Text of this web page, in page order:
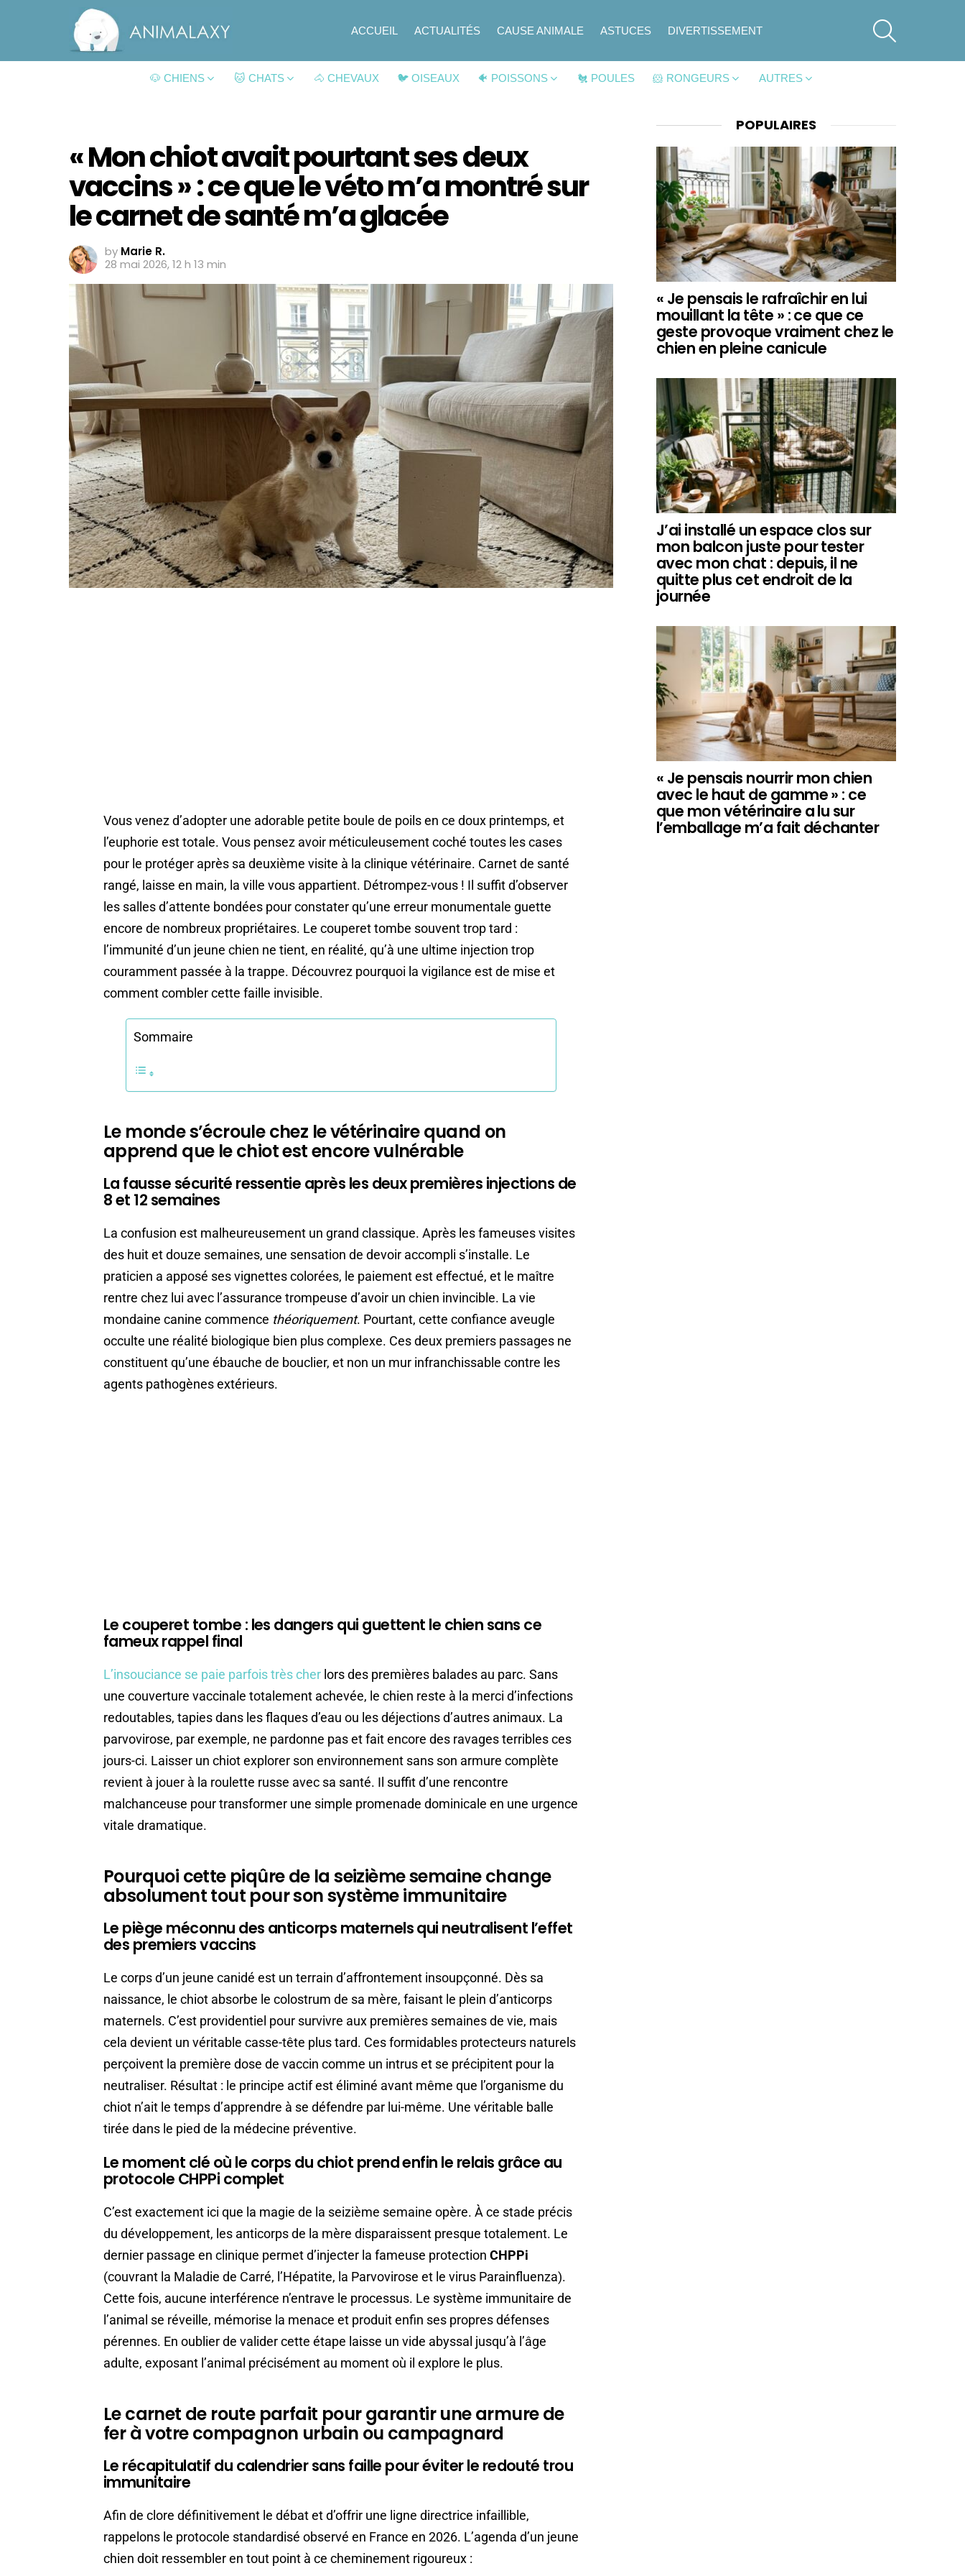
ACCUEIL ACTUALITÉS CAUSE ANIMALE ASTUCES DIVERTISSEMENT
🐶 CHIENS 🐱 CHATS 🐴 CHEVAUX 🐦 OISEAUX 🐠 POISSONS 🐔 POULES 🐹 RONGEURS AUTRES
« Mon chiot avait pourtant ses deux
vaccins » : ce que le véto m’a montré sur
le carnet de santé m’a glacée
by Marie R.
28 mai 2026, 12 h 13 min
Vous venez d’adopter une adorable petite boule de poils en ce doux printemps, et
l’euphorie est totale. Vous pensez avoir méticuleusement coché toutes les cases
pour le protéger après sa deuxième visite à la clinique vétérinaire. Carnet de santé
rangé, laisse en main, la ville vous appartient. Détrompez-vous ! Il suffit d’observer
les salles d’attente bondées pour constater qu’une erreur monumentale guette
encore de nombreux propriétaires. Le couperet tombe souvent trop tard :
l’immunité d’un jeune chien ne tient, en réalité, qu’à une ultime injection trop
couramment passée à la trappe. Découvrez pourquoi la vigilance est de mise et
comment combler cette faille invisible.
Sommaire
Le monde s’écroule chez le vétérinaire quand on
apprend que le chiot est encore vulnérable
La fausse sécurité ressentie après les deux premières injections de
8 et 12 semaines
La confusion est malheureusement un grand classique. Après les fameuses visites
des huit et douze semaines, une sensation de devoir accompli s’installe. Le
praticien a apposé ses vignettes colorées, le paiement est effectué, et le maître
rentre chez lui avec l’assurance trompeuse d’avoir un chien invincible. La vie
mondaine canine commence théoriquement. Pourtant, cette confiance aveugle
occulte une réalité biologique bien plus complexe. Ces deux premiers passages ne
constituent qu’une ébauche de bouclier, et non un mur infranchissable contre les
agents pathogènes extérieurs.
Le couperet tombe : les dangers qui guettent le chien sans ce
fameux rappel final
L’insouciance se paie parfois très cher lors des premières balades au parc. Sans
une couverture vaccinale totalement achevée, le chien reste à la merci d’infections
redoutables, tapies dans les flaques d’eau ou les déjections d’autres animaux. La
parvovirose, par exemple, ne pardonne pas et fait encore des ravages terribles ces
jours-ci. Laisser un chiot explorer son environnement sans son armure complète
revient à jouer à la roulette russe avec sa santé. Il suffit d’une rencontre
malchanceuse pour transformer une simple promenade dominicale en une urgence
vitale dramatique.
Pourquoi cette piqûre de la seizième semaine change
absolument tout pour son système immunitaire
Le piège méconnu des anticorps maternels qui neutralisent l’effet
des premiers vaccins
Le corps d’un jeune canidé est un terrain d’affrontement insoupçonné. Dès sa
naissance, le chiot absorbe le colostrum de sa mère, faisant le plein d’anticorps
maternels. C’est providentiel pour survivre aux premières semaines de vie, mais
cela devient un véritable casse-tête plus tard. Ces formidables protecteurs naturels
perçoivent la première dose de vaccin comme un intrus et se précipitent pour la
neutraliser. Résultat : le principe actif est éliminé avant même que l’organisme du
chiot n’ait le temps d’apprendre à se défendre par lui-même. Une véritable balle
tirée dans le pied de la médecine préventive.
Le moment clé où le corps du chiot prend enfin le relais grâce au
protocole CHPPi complet
C’est exactement ici que la magie de la seizième semaine opère. À ce stade précis
du développement, les anticorps de la mère disparaissent presque totalement. Le
dernier passage en clinique permet d’injecter la fameuse protection CHPPi
(couvrant la Maladie de Carré, l’Hépatite, la Parvovirose et le virus Parainfluenza).
Cette fois, aucune interférence n’entrave le processus. Le système immunitaire de
l’animal se réveille, mémorise la menace et produit enfin ses propres défenses
pérennes. En oublier de valider cette étape laisse un vide abyssal jusqu’à l’âge
adulte, exposant l’animal précisément au moment où il explore le plus.
Le carnet de route parfait pour garantir une armure de
fer à votre compagnon urbain ou campagnard
Le récapitulatif du calendrier sans faille pour éviter le redouté trou
immunitaire
Afin de clore définitivement le débat et d’offrir une ligne directrice infaillible,
rappelons le protocole standardisé observé en France en 2026. L’agenda d’un jeune
chien doit ressembler en tout point à ce cheminement rigoureux :
POPULAIRES
« Je pensais le rafraîchir en lui
mouillant la tête » : ce que ce
geste provoque vraiment chez le
chien en pleine canicule
J’ai installé un espace clos sur
mon balcon juste pour tester
avec mon chat : depuis, il ne
quitte plus cet endroit de la
journée
« Je pensais nourrir mon chien
avec le haut de gamme » : ce
que mon vétérinaire a lu sur
l’emballage m’a fait déchanter